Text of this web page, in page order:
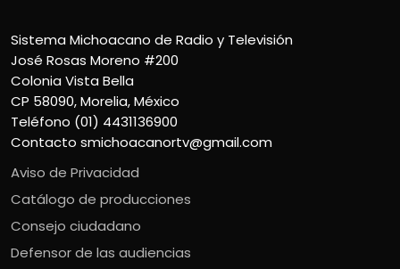
Sistema Michoacano de Radio y Televisión
José Rosas Moreno #200
Colonia Vista Bella
CP 58090, Morelia, México
Teléfono (01) 4431136900
Contacto smichoacanortv@gmail.com
Aviso de Privacidad
Catálogo de producciones
Consejo ciudadano
Defensor de las audiencias